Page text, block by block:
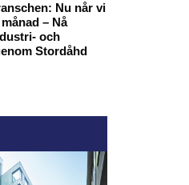
Nu når vi
– Nå
och
Stordåhd